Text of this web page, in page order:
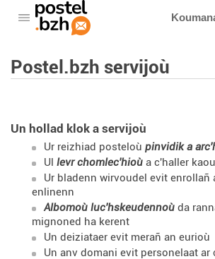
Digeriñ al lañser
Postel.bzh servijoù
Un hollad klok a servijoù
Ur reizhiad posteloù pinvidik a
Ul levr chomlec'hioù a c'haller
Ur bladenn wirvoudel evit enrollañ
enlinenn
Albomoù luc'hskeudennoù da
mignoned ha kerent
Un deiziataer evit merañ an eurioù
Un anv domani evit personelaat ar